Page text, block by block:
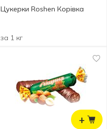
Цукерки Roshen Корівка
за 1 кг
+